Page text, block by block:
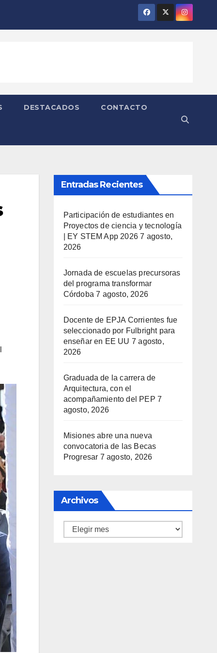
DESTACADOS CONTACTO
Entradas Recientes
Participación de estudiantes en
Proyectos de ciencia y tecnología
| EY STEM App 2026 7 agosto,
2026
Jornada de escuelas precursoras
del programa transformar
Córdoba 7 agosto, 2026
Docente de EPJA Corrientes fue
seleccionado por Fulbright para
enseñar en EE UU 7 agosto,
2026
Graduada de la carrera de
Arquitectura, con el
acompañamiento del PEP 7
agosto, 2026
Misiones abre una nueva
convocatoria de las Becas
Progresar 7 agosto, 2026
Archivos
Archivos